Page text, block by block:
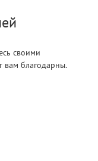
своими
вам благодарны.